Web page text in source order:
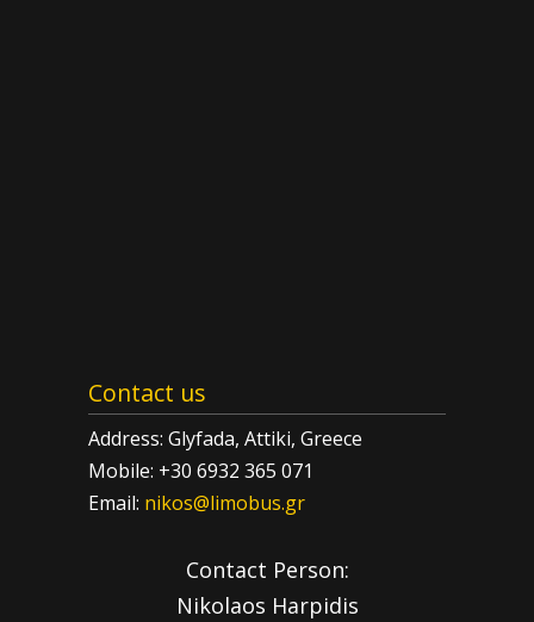
Contact us
Address: Glyfada, Attiki, Greece
Mobile: +30 6932 365 071
Email: nikos@limobus.gr
Contact Person:
Nikolaos Harpidis